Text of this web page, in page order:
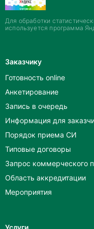
Для обработки
используется программа
Заказчику
Готовность online
Анкетирование
Запись в очередь
Информация для
Порядок приема СИ
Типовые договоры
Запрос коммерческого
Область аккредитации
Мероприятия
Услуги